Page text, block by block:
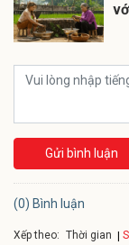
Gửi bình luận
(0) Bình luận
Xếp theo: Thời gian